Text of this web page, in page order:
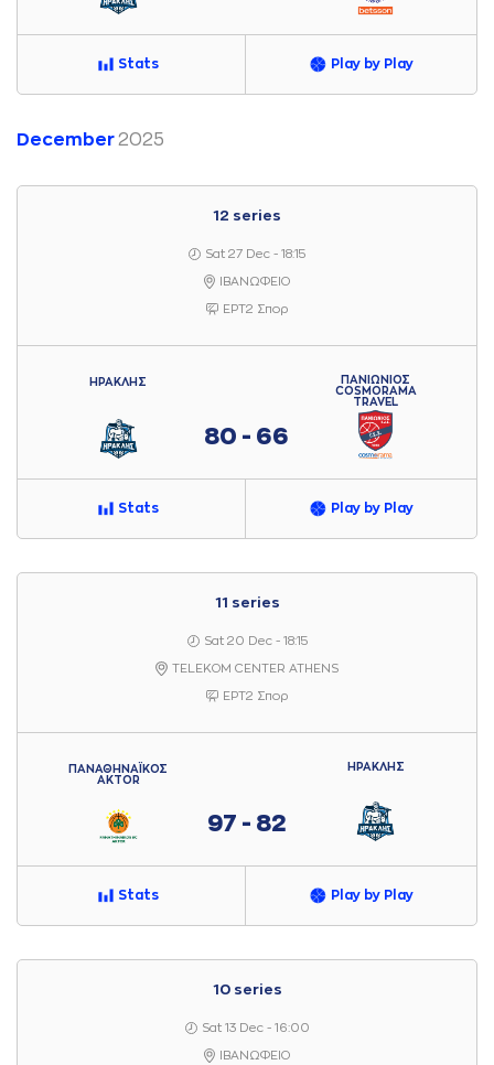
Stats Play by Play
December2025
12 series
Sat 27 Dec - 18:15
ΙΒΑΝΩΦΕΙΟ
ΕΡΤ2 Σπορ
Stats Play by Play
ΗΡΑΚΛΗΣ
80 - 66
ΠΑΝΙΩΝΙΟΣ
COSMORAMA
TRAVEL
11 series
Sat 20 Dec - 18:15
TELEKOM CENTER ATHENS
ΕΡΤ2 Σπορ
Stats Play by Play
ΠΑΝΑΘΗΝΑΪΚΟΣ
AKTOR
97 - 82
ΗΡΑΚΛΗΣ
10 series
Sat 13 Dec - 16:00
ΙΒΑΝΩΦΕΙΟ